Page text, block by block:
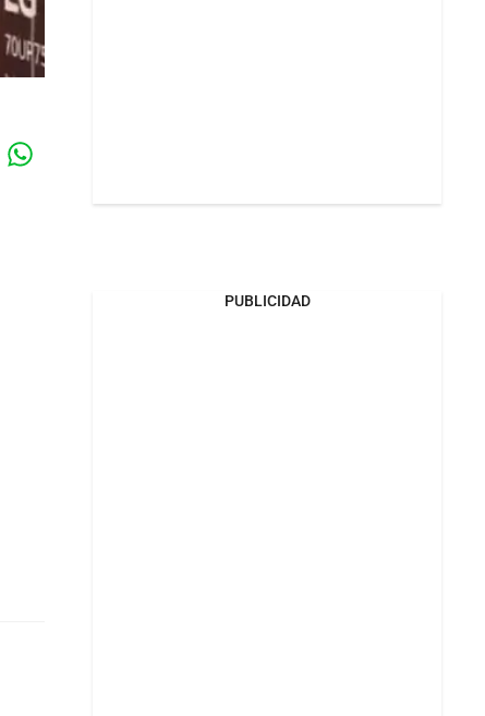
PUBLICIDAD